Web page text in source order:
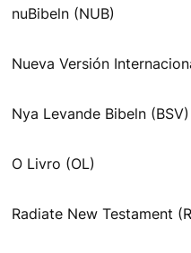
nuBibeln (NUB)
Nueva Versión
Nya Levande Bibeln (BSV)
O Livro (OL)
Radiate New Testament